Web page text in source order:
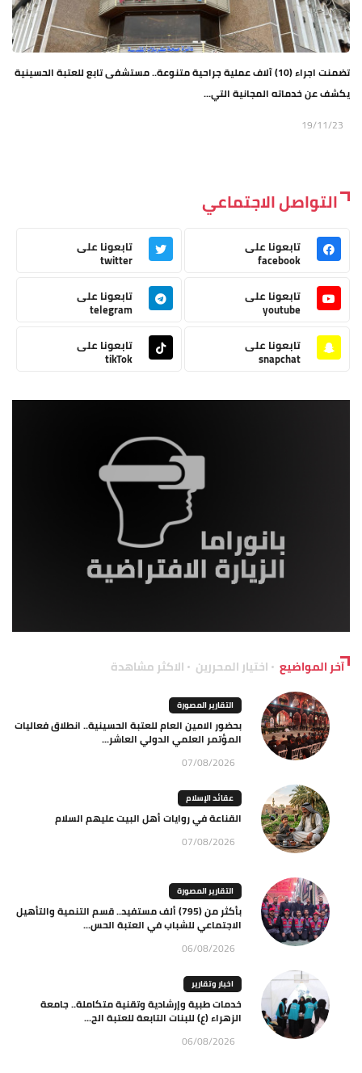
تضمنت اجراء (10) آلاف عملية جراحية متنوعة.. مستشفى تابع للعتبة الحسينية
يكشف عن خدماته المجانية التي...
19/11/23
التواصل الاجتماعي
تابعونا على
facebook
تابعونا على
twitter
تابعونا على
youtube
تابعونا على
telegram
تابعونا على
snapchat
تابعونا على
tikTok
آخر المواضيع اختيار المحررين الاكثر مشاهدة
التقارير المصورة
بحضور الامين العام للعتبة الحسينية.. انطلاق فعاليات
المؤتمر العلمي الدولي العاشر...
07/08/2026
عقائد الإسلام
القناعة في روايات أهل البيت عليهم السلام
07/08/2026
التقارير المصورة
بأكثر من (795) ألف مستفيد.. قسم التنمية والتأهيل
الاجتماعي للشباب في العتبة الحس...
06/08/2026
اخبار وتقارير
خدمات طبية وإرشادية وتقنية متكاملة.. جامعة
الزهراء (ع) للبنات التابعة للعتبة الح...
06/08/2026